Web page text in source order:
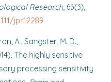
Research, 63(3),
jpr.12289
A., Sangster, M. D.,
The highly sensitive
processing sensitivity